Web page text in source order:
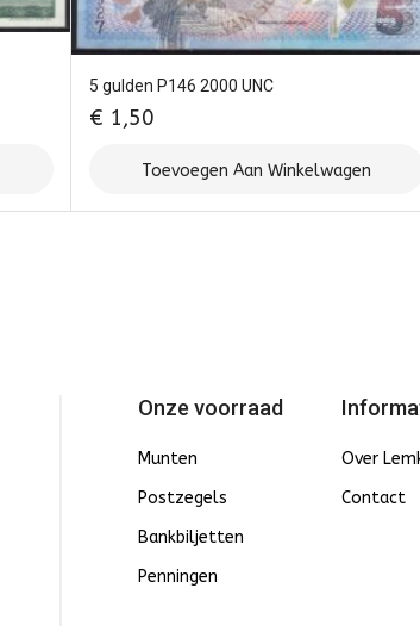
5 gulden P146 2000 UNC
€ 1,50
Toevoegen Aan Winkelwagen
Onze voorraad
Munten
Postzegels
Bankbiljetten
Penningen
Over
Contact